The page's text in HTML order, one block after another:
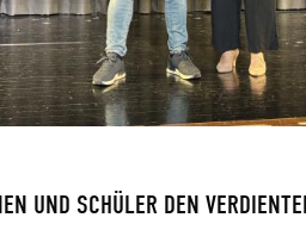
UND SCHÜLER DEN